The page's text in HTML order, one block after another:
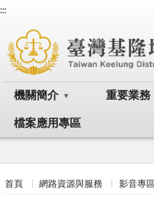
:::
機關簡介 重要業務
檔案應用專區
首頁 網路資源與服務 影音專區